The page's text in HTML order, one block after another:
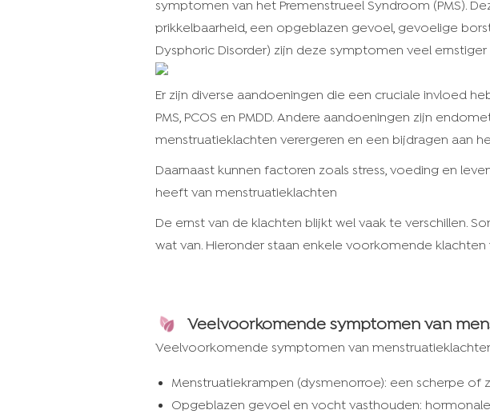
symptomen van het Premenstrueel Syndroom (PMS).
prikkelbaarheid, een opgeblazen gevoel, gevoelige
Dysphoric Disorder) zijn deze symptomen veel
Er zijn diverse aandoeningen die een cruciale invloed
PMS, PCOS en PMDD. Andere aandoeningen zijn
menstruatieklachten verergeren en een bijdragen aan
Daarnaast kunnen factoren zoals stress, voeding en
heeft van menstruatieklachten
De ernst van de klachten blijkt wel vaak te verschillen.
wat van. Hieronder staan enkele voorkomende
Veelvoorkomende symptomen van
Veelvoorkomende symptomen van
Menstruatiekrampen (dysmenorroe): een scherpe of
Opgeblazen gevoel en vocht vasthouden: